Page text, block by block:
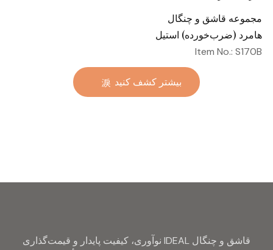
مجموعه قاشق و چنگال
هامرد (ضرب‌خورده) استیل
ضدزنگ، قاشق و چنگال
مسطح، آبکاری‌شده با طلای
طلایی، عمده، مناسب هتل و
عروسی، قاشق و چنگال
Item No.: S170B
بیشتر کشف کنید
قاشق و چنگال IDEAL نوآوری، کیفیت پایدار و قیمت‌گذاری